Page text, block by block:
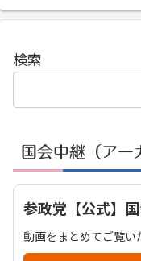
検索
国会中継（アー
参政党【公式】
動画をまとめてご覧い